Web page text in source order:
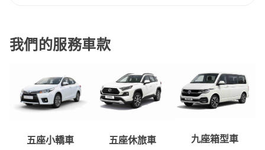
我們的服務車款
五座小轎車
五座休旅車
九座箱型車